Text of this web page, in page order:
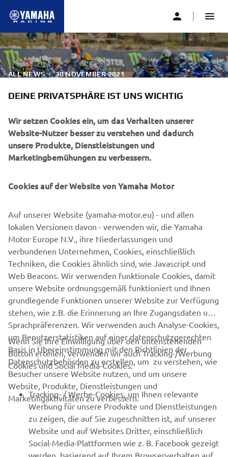
ALL NEWS | 30 NOVEMBER 2021
FIM EUROPE CUP 2022
ANMELDEN
Die Registrierung für die 2022er YZ125, YZ85 und YZ65
Superfinale, das erneut beim MXGP ausgetragen wird.
2022 teilnehmen, werden von Yamaha eingeladen, ihre
Träume vom Rennen mit den größten Motocross-Stars
beim prestigeträchtigsten Event der Saison zu
verwirklichen.
ZUR ANMELDUNG
DEINE PRIVATSPHÄRE IST UNS WICHTIG
Wir setzen Cookies ein, um das Verhalten unserer
Website-Nutzer besser zu verstehen und dadurch
unsere Produkte, Dienstleistungen und
Marketingbemühungen zu verbessern.
Cookies auf der Website von Yamaha Motor
Auf unserer Website (yamaha-motor.eu) - und allen
lokalen Versionen davon - verwenden wir, die Yamaha
Motor Europe N.V., ihre Niederlassungen und
verbundenen Unternehmen, Cookies, einschließlich
Techniken, die Cookies ähnlich sind, wie Javascript und
Web Beacons. Wir verwenden funktionale Cookies, damit
unsere Website ordnungsgemäß funktioniert und Ihnen
grundlegende Funktionen unserer Website zur Verfügung
stehen, wie z.B. die Erinnerung an Ihre Zugangsdaten und
Sprachpräferenzen. Wir verwenden auch Analyse-Cookies,
um Benutzerstatistiken auf einer datenschutzgerechten
Basis in Übereinstimmung mit den Richtlinien der
Datenschutzbehörden zu erstellen, um zu verstehen, wie
Besucher unsere Website nutzen, und um unsere
Website, Produkte, Dienstleistungen und
Marketingaktivitäten zu verbessern.
Wenn Sie Ihre Einwilligung über den untenstehenden
Button erteilen, verwenden wir auch Tracking-/Werbung
Cookies und Social Media-Cookies:
Tracking- / Werbe-Cookies, um Ihnen relevante
Werbung für unsere Produkte und Dienstleistungen
zu zeigen, die auf Sie zugeschnitten ist, auf unserer
Website und auf Websites Dritter, einschließlich
Social-Media-Plattformen wie z. B. Facebook gezeigt
werden, basierend auf Ihrem Browserverhalten auf